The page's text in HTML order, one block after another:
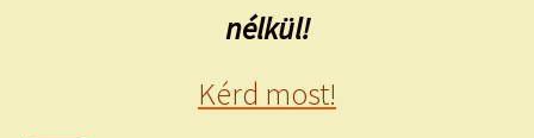
nélkül!
Kérd most!